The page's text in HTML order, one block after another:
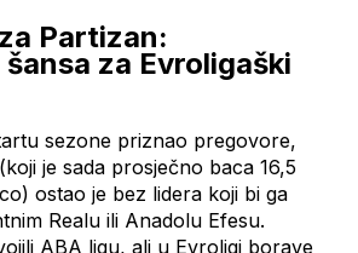
Partizan:
za Evroligaški
sezone priznao pregovore,
je sada prosječno baca 16,5
ostao je bez lidera koji bi ga
Realu ili Anadolu Efesu.
ABA ligu, ali u Evroligi borave